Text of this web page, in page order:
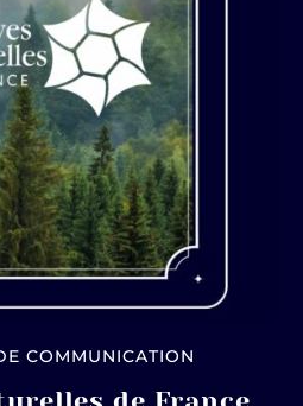
COMMUNICATION